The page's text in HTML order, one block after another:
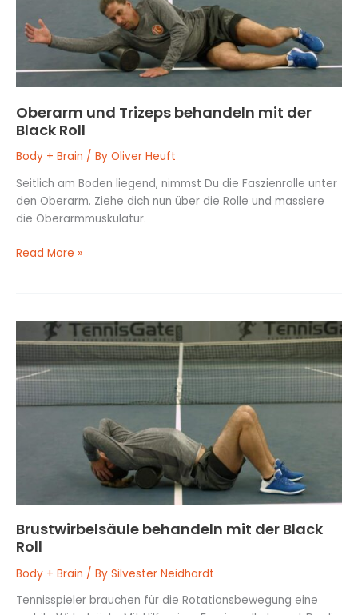
Oberarm und Trizeps behandeln mit der
Black Roll
Body + Brain / By Oliver Heuft
Seitlich am Boden liegend, nimmst Du die Faszienrolle unter
den Oberarm. Ziehe dich nun über die Rolle und massiere
die Oberarmmuskulatur.
Black
Roll
Read More »
Brustwirbelsäule behandeln mit der Black
Roll
Body + Brain / By Silvester Neidhardt
Tennisspieler brauchen für die Rotationsbewegung eine
Brustwirbelsäule
behandeln
mit
der